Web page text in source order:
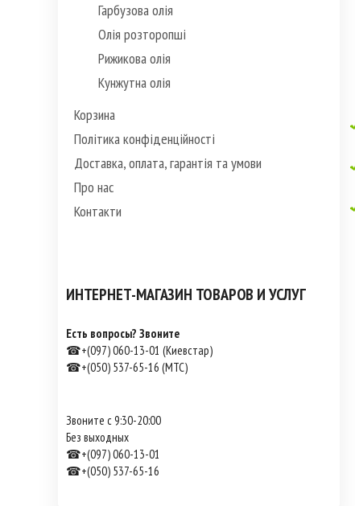
Гарбузова олія
Олія розторопші
Рижикова олія
Кунжутна олія
Корзина
Політика конфіденційності
Доставка, оплата, гарантія та умови
Про нас
Контакти
ИНТЕРНЕТ-МАГАЗИН ТОВАРОВ И УСЛУГ
Есть вопросы? Звоните
☎+(097) 060-13-01 (Киевстар)
☎+(050) 537-65-16 (МТС)
Звоните с 9:30-20:00
Без выходных
☎+(097) 060-13-01
☎+(050) 537-65-16